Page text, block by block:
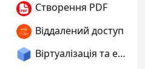
Створення PDF
Віддалений доступ
Віртуалізація та емуляція